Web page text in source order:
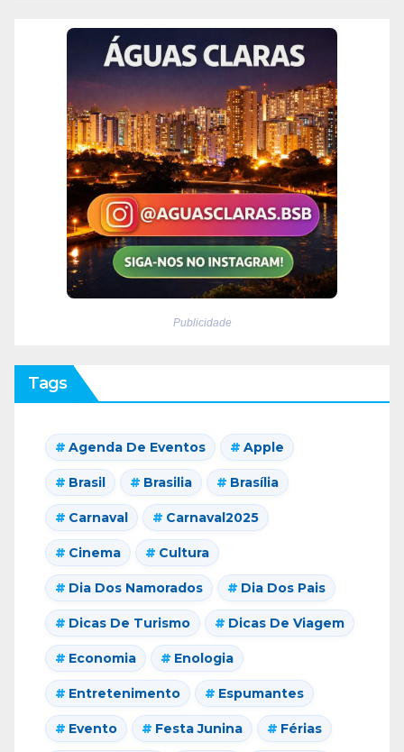
Publicidade
Tags
Agenda De Eventos Apple
Brasil Brasilia Brasília
Carnaval Carnaval2025
Cinema Cultura
Dia Dos Namorados Dia Dos Pais
Dicas De Turismo Dicas De Viagem
Economia Enologia
Entretenimento Espumantes
Evento Festa Junina Férias